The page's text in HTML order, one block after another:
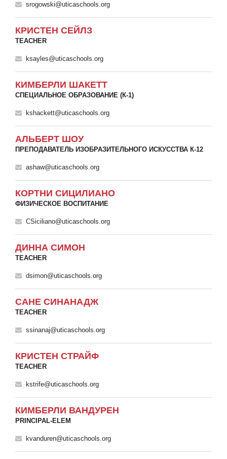
srogowski@uticaschools.org
КРИСТЕН СЕЙЛЗ
TEACHER
ksayles@uticaschools.org
КИМБЕРЛИ ШАКЕТТ
СПЕЦИАЛЬНОЕ ОБРАЗОВАНИЕ (К-1)
kshackett@uticaschools.org
АЛЬБЕРТ ШОУ
ПРЕПОДАВАТЕЛЬ ИЗОБРАЗИТЕЛЬНОГО ИСКУССТВА К-12
ashaw@uticaschools.org
КОРТНИ СИЦИЛИАНО
ФИЗИЧЕСКОЕ ВОСПИТАНИЕ
CSiciliano@uticaschools.org
ДИННА СИМОН
TEACHER
dsimon@uticaschools.org
САНЕ СИНАНАДЖ
TEACHER
ssinanaj@uticaschools.org
КРИСТЕН СТРАЙФ
TEACHER
kstrife@uticaschools.org
КИМБЕРЛИ ВАНДУРЕН
PRINCIPAL-ELEM
kvanduren@uticaschools.org